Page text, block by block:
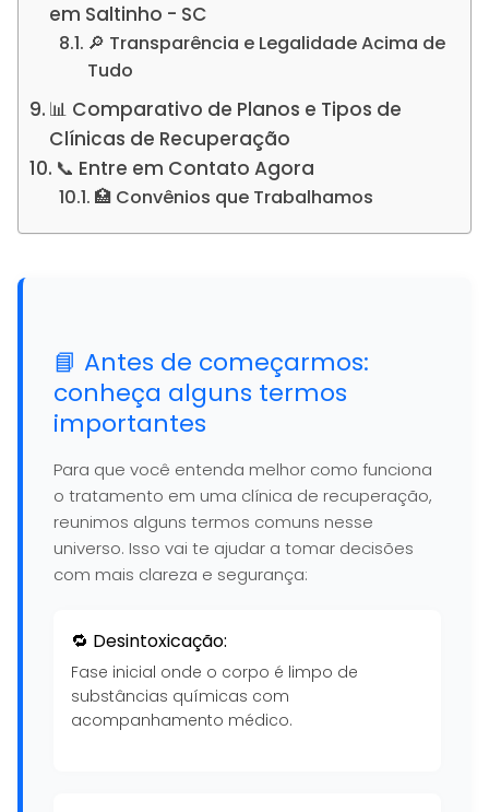
em Saltinho - SC
🔎 Transparência e Legalidade Acima de
Tudo
📊 Comparativo de Planos e Tipos de
Clínicas de Recuperação
📞 Entre em Contato Agora
🏥 Convênios que Trabalhamos
📘 Antes de começarmos:
conheça alguns termos
importantes
Para que você entenda melhor como funciona
o tratamento em uma clínica de recuperação,
reunimos alguns termos comuns nesse
universo. Isso vai te ajudar a tomar decisões
com mais clareza e segurança:
🔁 Desintoxicação:
Fase inicial onde o corpo é limpo de
substâncias químicas com
acompanhamento médico.